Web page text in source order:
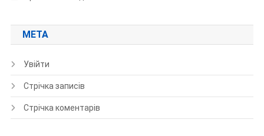
МЕТА
Увійти
Стрічка записів
Стрічка коментарів